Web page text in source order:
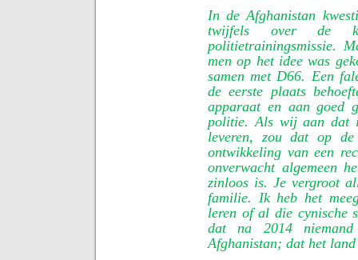
In de Afghanistan
twijfels over de
politietrainingsmissie.
men op het idee was
samen met D66. Een
de eerste plaats
apparaat en aan goed
politie. Als wij aan dat
leveren, zou dat op
ontwikkeling van een
onverwacht algemeen
zinloos is. Je vergroot
familie. Ik heb het
leren of al die cynische
dat na 2014
Afghanistan; dat het